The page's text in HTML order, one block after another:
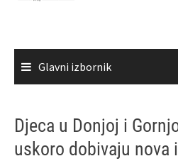
Glavni izbornik
Djeca u Donjoj i
uskoro dobivaju nova